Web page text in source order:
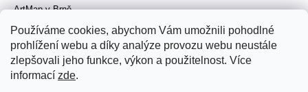
Používáme cookies, abychom Vám umožnili pohodlné
prohlížení webu a díky analýze provozu webu neustále
zlepšovali jeho funkce, výkon a použitelnost. Více
informací zde.
ArtMap v Brně
Radnická 4, Brno
úterý–pátek 11–19 h
sobota 14–19 h
+420 702 152 298